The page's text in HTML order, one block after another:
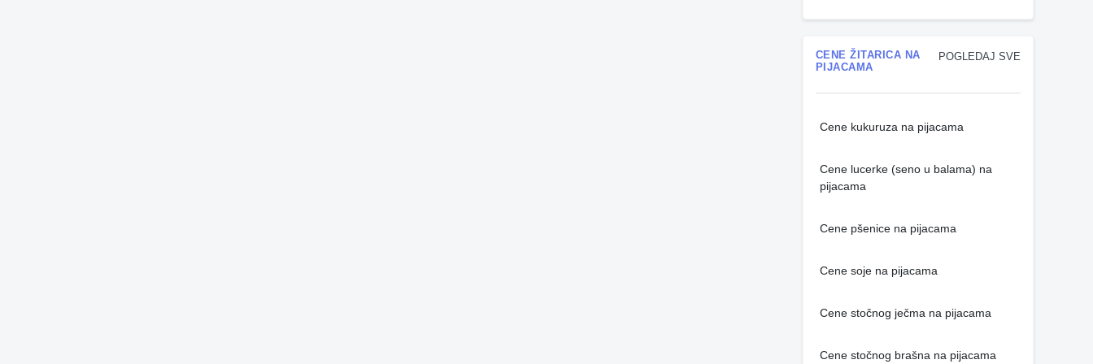
POGLEDAJ SVE
CENE ŽITARICA NA
PIJACAMA
Cene kukuruza na pijacama
Cene lucerke (seno u balama) na
pijacama
Cene pšenice na pijacama
Cene soje na pijacama
Cene stočnog ječma na pijacama
Cene stočnog brašna na pijacama